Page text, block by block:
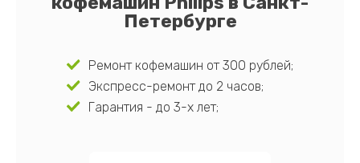
Петербурге
Ремонт кофемашин от 300 рублей;
Экспресс-ремонт до 2 часов;
Гарантия - до 3-х лет;